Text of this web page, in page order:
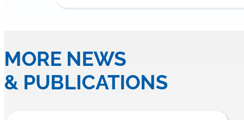
MORE NEWS
& PUBLICATIONS